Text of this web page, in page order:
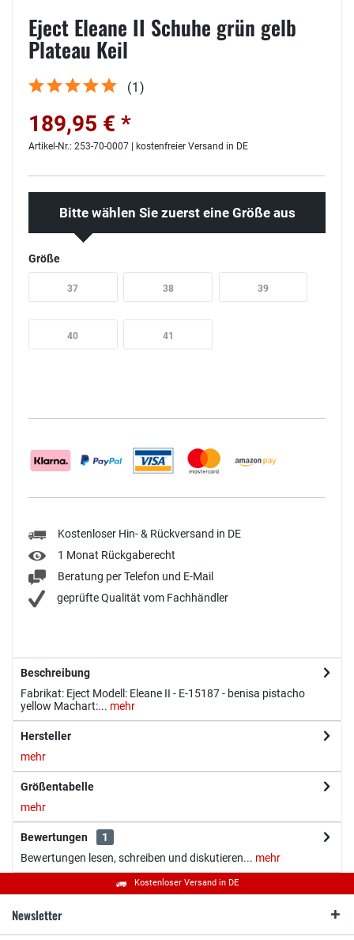
Eject Eleane II Schuhe grün gelb
Plateau Keil
(1 )
189,95 € *
Artikel-Nr.: 253-70-0007 | kostenfreier Versand in DE
Bitte wählen Sie zuerst eine Größe aus
Größe
37 38 39
40 41
Kostenloser Hin- & Rückversand in DE
1 Monat Rückgaberecht
Beratung per Telefon und E-Mail
geprüfte Qualität vom Fachhändler
Beschreibung
Fabrikat: Eject Modell: Eleane II - E-15187 - benisa pistacho
yellow Machart:... mehr
Hersteller
mehr
Größentabelle
mehr
Bewertungen
1
Bewertungen lesen, schreiben und diskutieren... mehr
Kostenloser Versand in DE
Newsletter